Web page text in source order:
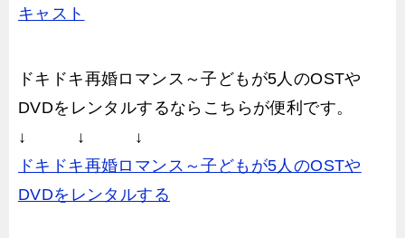
キャスト
ドキドキ再婚ロマンス～子どもが5人のOSTや
DVDをレンタルするならこちらが便利です。
↓ ↓ ↓
ドキドキ再婚ロマンス～子どもが5人のOSTや
DVDをレンタルする